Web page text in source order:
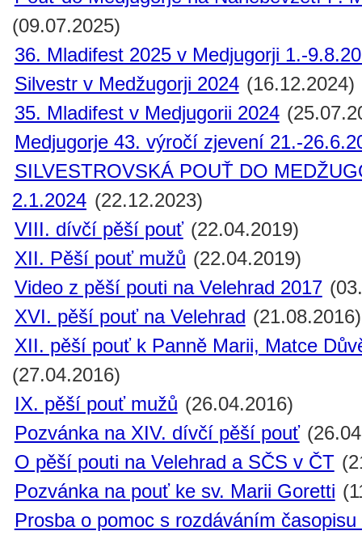
(09.07.2025)
36. Mladifest 2025 v Medjugorji 1.-
Silvestr v Medžugorji 2024 (16.12.2024)
35. Mladifest v Medjugorii 2024
Medjugorje 43. výročí zjevení 21.-
SILVESTROVSKÁ POUŤ DO
2.1.2024 (22.12.2023)
VIII. dívčí pěší pouť (22.04.2019)
XII. Pěší pouť mužů (22.04.2019)
Video z pěší pouti na Velehrad 2017
XVI. pěší pouť na Velehrad (21.08.2016)
XII. pěší pouť k Panně Marii, Matce
(27.04.2016)
IX. pěší pouť mužů (26.04.2016)
Pozvánka na XIV. dívčí pěší pouť
O pěší pouti na Velehrad a SČS v ČT
Pozvánka na pouť ke sv. Marii Goretti
Prosba o pomoc s rozdáváním